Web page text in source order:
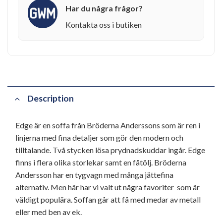
Har du några frågor?
Kontakta oss i butiken
Description
Edge är en soffa från Bröderna Anderssons som är ren i
linjerna med fina detaljer som gör den modern och
tilltalande. Två stycken lösa prydnadskuddar ingår. Edge
finns i flera olika storlekar samt en fåtölj. Bröderna
Andersson har en tygvagn med många jättefina
alternativ. Men här har vi valt ut några favoriter som är
väldigt populära. Soffan går att få med medar av metall
eller med ben av ek.